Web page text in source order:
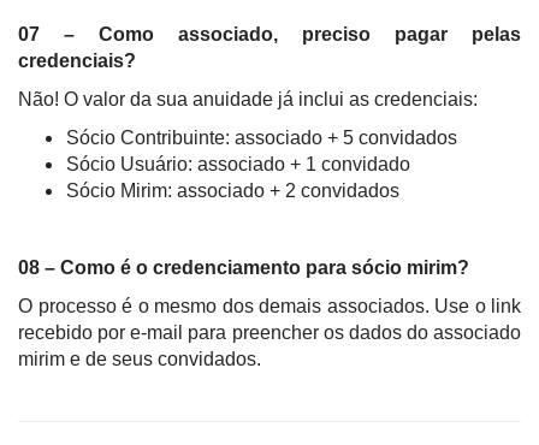
07 – Como associado, preciso pagar pelas
credenciais?
Não! O valor da sua anuidade já inclui as credenciais:
Sócio Contribuinte: associado + 5 convidados
Sócio Usuário: associado + 1 convidado
Sócio Mirim: associado + 2 convidados
08 – Como é o credenciamento para sócio mirim?
O processo é o mesmo dos demais associados. Use o link
recebido por e-mail para preencher os dados do associado
mirim e de seus convidados.